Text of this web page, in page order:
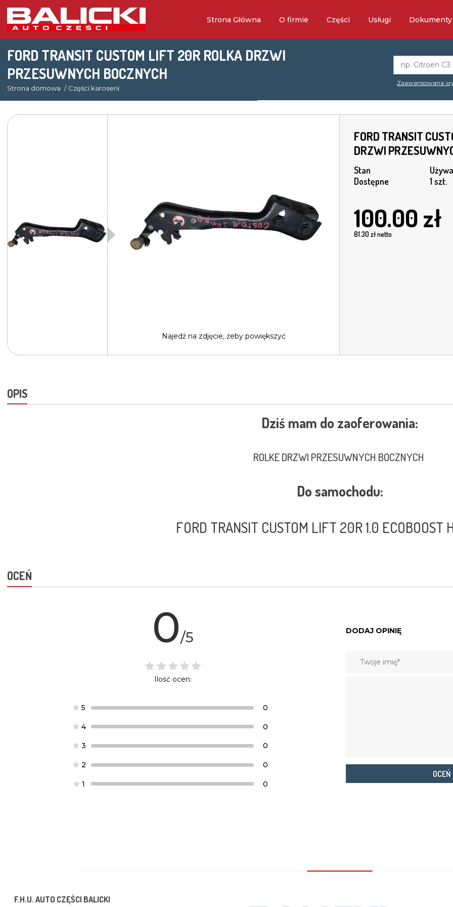
Strona Główna O firmie Części Usługi Dokumenty
FORD TRANSIT CUSTOM LIFT 20R ROLKA DRZWI
PRZESUWNYCH BOCZNYCH
Strona domowa Części karoserii
Zaawansowana
Najedź na zdjęcie, żeby powiększyć
FORD TRANSIT
DRZWI
Stan
Dostępne
1 szt.
100.00 zł
81.30zł netto
OPIS
Dziś mam do zaoferowania:
ROLKE DRZWI PRZESUWNYCH BOCZNYCH
Do samochodu:
FORD TRANSIT CUSTOM LIFT 20R 1.0 ECOBOOST
OCEŃ
0/5
Ilość ocen:
5 0
4 0
3 0
2 0
1 0
DODAJ OPINIĘ
OCEŃ
F.H.U. AUTO CZĘŚCI BALICKI